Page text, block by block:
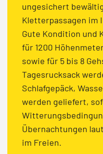
ungesichert
Kletterpassagen im
Gute Kondition und
für 1200
sowie für 5 bis 8
Tagesrucksack
Schlafgepäck,
werden geliefert,
Übernachtungen
im Freien.